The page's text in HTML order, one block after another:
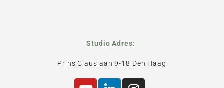
Studio Adres:
Prins Clauslaan 9-18 Den Haag